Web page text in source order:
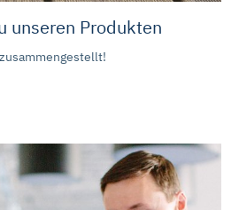
unseren Produkten